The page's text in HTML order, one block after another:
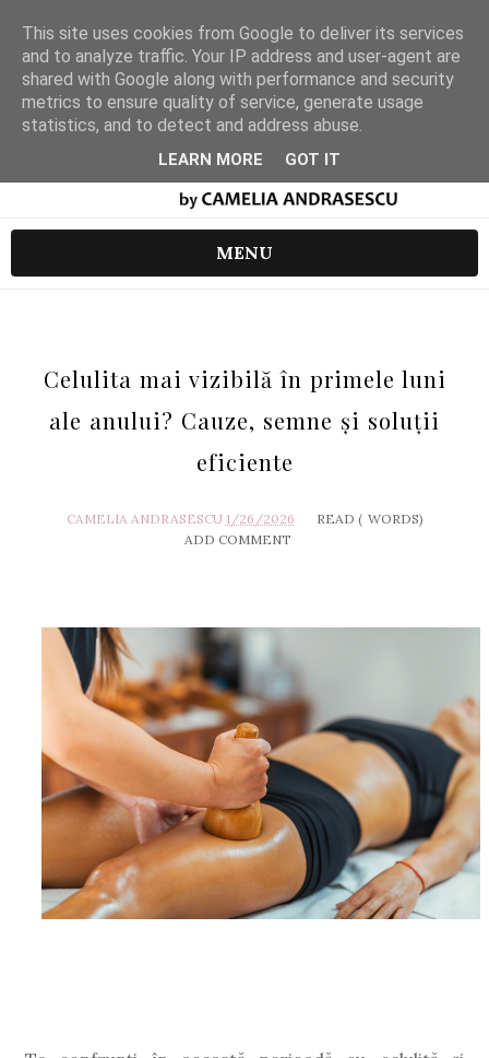
MENU
Celulita mai vizibilă în primele luni
ale anului? Cauze, semne și soluții
eficiente
CAMELIA ANDRASESCU 1/26/2026 READ ( WORDS)
ADD COMMENT
This site uses cookies from Google to deliver its services
and to analyze traffic. Your IP address and user-agent are
shared with Google along with performance and security
metrics to ensure quality of service, generate usage
statistics, and to detect and address abuse.
LEARN MORE GOT IT